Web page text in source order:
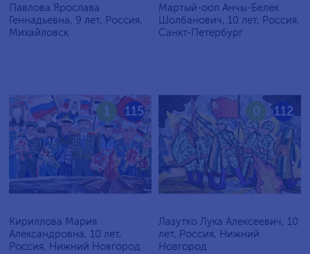
Павлова Ярослава
Геннадьевна, 9 лет, Россия,
Михайловск
Мартый-оол Анчы-Белек
Шолбанович, 10 лет, Россия,
Санкт-Петербург
115
1
Кириллова Мария
Александровна, 10 лет,
Россия, Нижний Новгород
112
0
Лазутко Лука Алексеевич, 10
лет, Россия, Нижний
Новгород